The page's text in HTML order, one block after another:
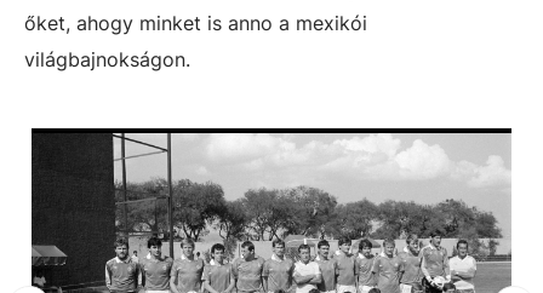
őket, ahogy minket is anno a mexikói
világbajnokságon.